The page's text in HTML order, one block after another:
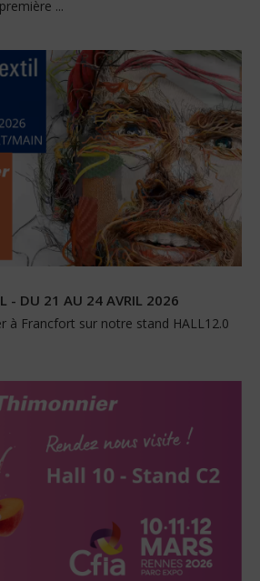
...
- DU 21 AU 24 AVRIL 2026
à Francfort sur notre stand HALL12.0